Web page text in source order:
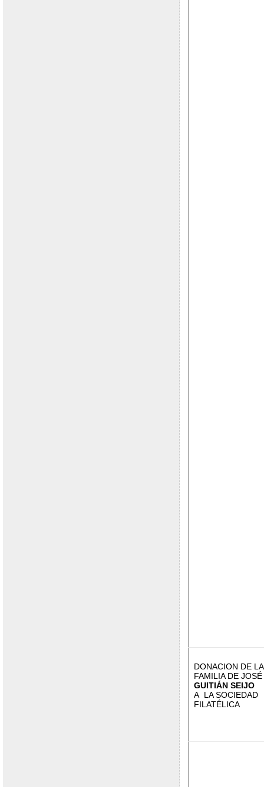
DONACION DE LA
FAMILIA DE JOSÉ
GUITIÁN SEIJO
A LA SOCIEDAD
FILATÉLICA